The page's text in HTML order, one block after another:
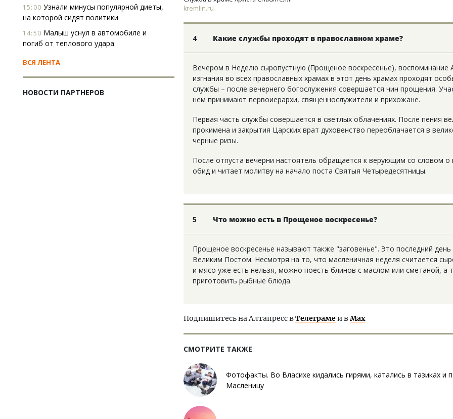
15:00 Узнали минусы популярной диеты,
на которой сидят политики
14:50 Малыш уснул в автомобиле и
погиб от теплового удара
ВСЯ ЛЕНТА
НОВОСТИ ПАРТНЕРОВ
kremlin.ru
4 Какие службы проходят в православном храме?
Вечером в Неделю сыропустную (Прощеное воскресенье), воспоминание
изгнания во всех православных храмах в этот день храмах проходят
службы – после вечернего богослужения совершается чин прощения.
нем принимают первоиерархи, священнослужители и прихожане.
Первая часть службы совершается в светлых облачениях. После пения
прокимена и закрытия Царских врат духовенство переоблачается в
черные ризы.
После отпуста вечерни настоятель обращается к верующим со словом
обид и читает молитву на начало поста Святыя Четыредесятницы.
5 Что можно есть в Прощеное воскресенье?
Прощеное воскресенье называют также "заговенье". Это последний день
Великим Постом. Несмотря на то, что масленичная неделя считается
и мясо уже есть нельзя, можно поесть блинов с маслом или сметаной, а
приготовить рыбные блюда.
Подпишитесь на Алтапресс вТелеграмеи вMax
СМОТРИТЕ ТАКЖЕ
Фотофакты. Во Власихе кидались гирями, катались в тазиках и
Масленицу